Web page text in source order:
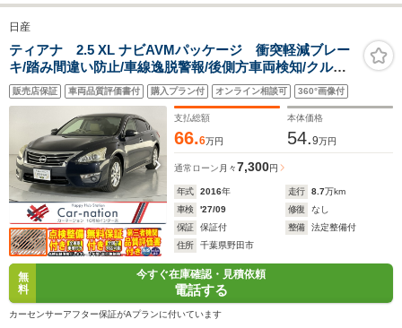
日産
ティアナ 2.5 XL ナビAVMパッケージ 衝突軽減ブレー
キ/踏み間違い防止/車線逸脱警報/後側方車両検知/クルー
ズコントロール/HIDヘッドランプ/前席パワーシート/助手
席パワーオットマン/アラウンドビュー/純正コネクトナビ/
ビルトインETC
販売店保証 車両品質評価書付 購入プラン付 オンライン相談可 360°画像付
支払総額
66.6万円
本体価格
54.9万円
通常ローン 月々7,300円
年式 2016年 走行 8.7万km
車検
'27/09 修復
なし
保証
保証付 整備
法定整備付
住所
千葉県野田市
無
料
今すぐ在庫確認・見積依頼
電話する
カーセンサーアフター保証がAプランに付いています